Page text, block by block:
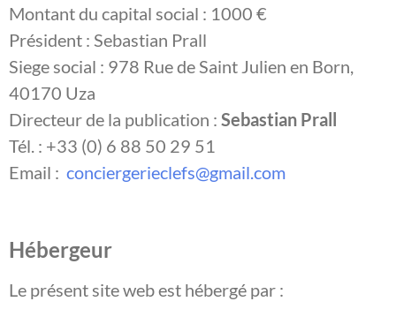
Montant du capital social : 1000 €
Président : Sebastian Prall
Siege social : 978 Rue de Saint Julien en Born,
40170 Uza
Directeur de la publication : Sebastian Prall
Tél. : +33 (0) 6 88 50 29 51
Email : conciergerieclefs@gmail.com
Hébergeur
Le présent site web est hébergé par :